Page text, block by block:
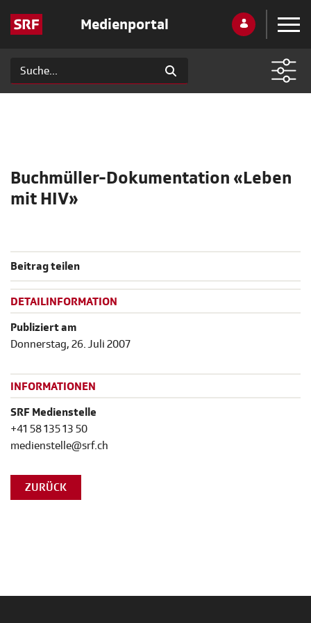
Medienportal
Buchmüller-Dokumentation «Leben
mit HIV»
Beitrag teilen
DETAILINFORMATION
Publiziert am
Donnerstag, 26. Juli 2007
INFORMATIONEN
SRF Medienstelle
+41 58 135 13 50
medienstelle@srf.ch
ZURÜCK